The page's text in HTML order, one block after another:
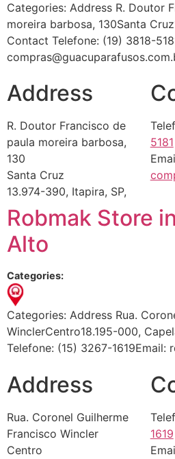
Categories: Address R. Doutor
moreira barbosa, 130Santa
Contact Telefone: (19) 3818-
Address
R. Doutor Francisco de
paula moreira barbosa,
130
Santa Cruz
13.974-390, Itapira, SP,
5181
Robmak Store
Alto
Categories:
Categories: Address Rua.
WinclerCentro18.195-000,
Telefone: (15) 3267-1619Email:
Address
Rua. Coronel Guilherme
Francisco Wincler
Centro
1619